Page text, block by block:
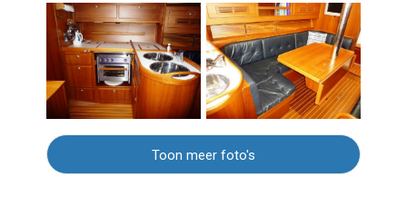
Toon meer foto's